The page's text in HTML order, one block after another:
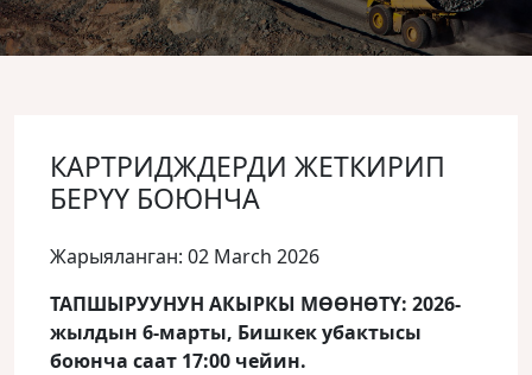
КАРТРИДЖДЕРДИ ЖЕТКИРИП
БЕРҮҮ БОЮНЧА
Жарыяланган: 02 March 2026
ТАПШЫРУУНУН АКЫРКЫ МӨӨНӨТҮ: 2026-
жылдын 6-марты, Бишкек убактысы
боюнча саат 17:00 чейин.